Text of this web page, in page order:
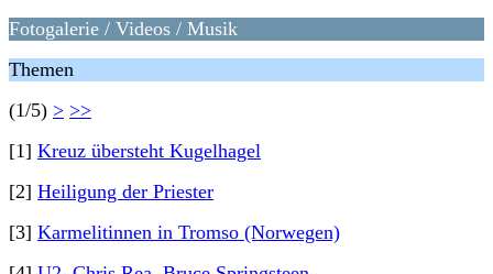
Fotogalerie / Videos / Musik
Themen
(1/5) > >>
[1] Kreuz übersteht Kugelhagel
[2] Heiligung der Priester
[3] Karmelitinnen in Tromso (Norwegen)